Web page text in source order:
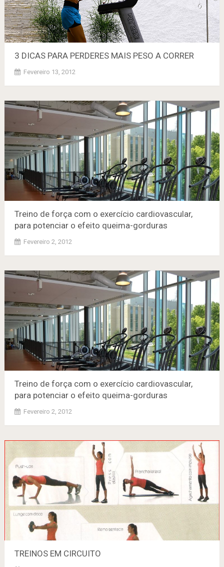
3 DICAS PARA PERDERES MAIS PESO A CORRER
Fevereiro 13, 2012
Treino de força com o exercício cardiovascular,
para potenciar o efeito queima-gorduras
Fevereiro 2, 2012
Treino de força com o exercício cardiovascular,
para potenciar o efeito queima-gorduras
Fevereiro 2, 2012
TREINOS EM CIRCUITO